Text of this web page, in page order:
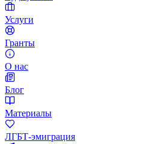
Услуги
Гранты
О нас
Блог
Материалы
ЛГБТ-эмиграция